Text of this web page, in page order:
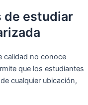
de estudiar
calidad no conoce
que los estudiantes
cualquier ubicación,